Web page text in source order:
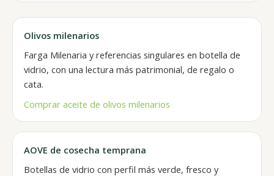
Olivos milenarios
Farga Milenaria y referencias singulares en botella de
vidrio, con una lectura más patrimonial, de regalo o
cata.
Comprar aceite de olivos milenarios
AOVE de cosecha temprana
Botellas de vidrio con perfil más verde, fresco y